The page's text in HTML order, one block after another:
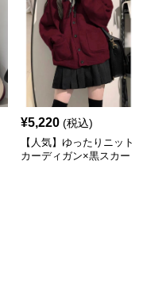
¥5,220 (税込)
【人気】ゆったりニット
カーディガン×黒スカー